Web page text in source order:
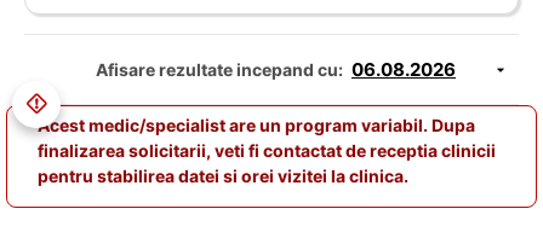
Afisare rezultate incepand cu:
Acest medic/specialist are un program variabil. Dupa
finalizarea solicitarii, veti fi contactat de receptia clinicii
pentru stabilirea datei si orei vizitei la clinica.